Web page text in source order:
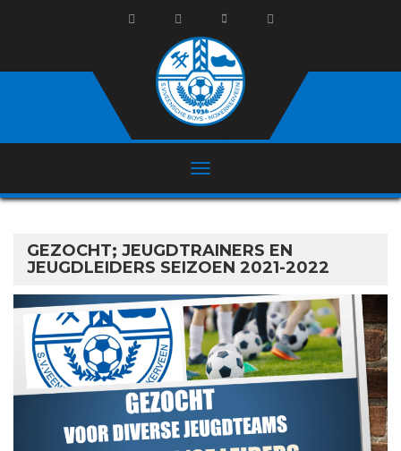
GEZOCHT; JEUGDTRAINERS EN
JEUGDLEIDERS SEIZOEN 2021-2022